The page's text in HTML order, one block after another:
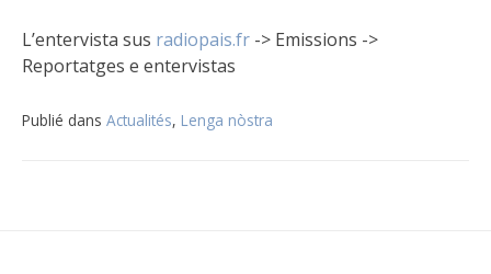
L’entervista sus radiopais.fr -> Emissions ->
Reportatges e entervistas
Publié dans Actualités, Lenga nòstra